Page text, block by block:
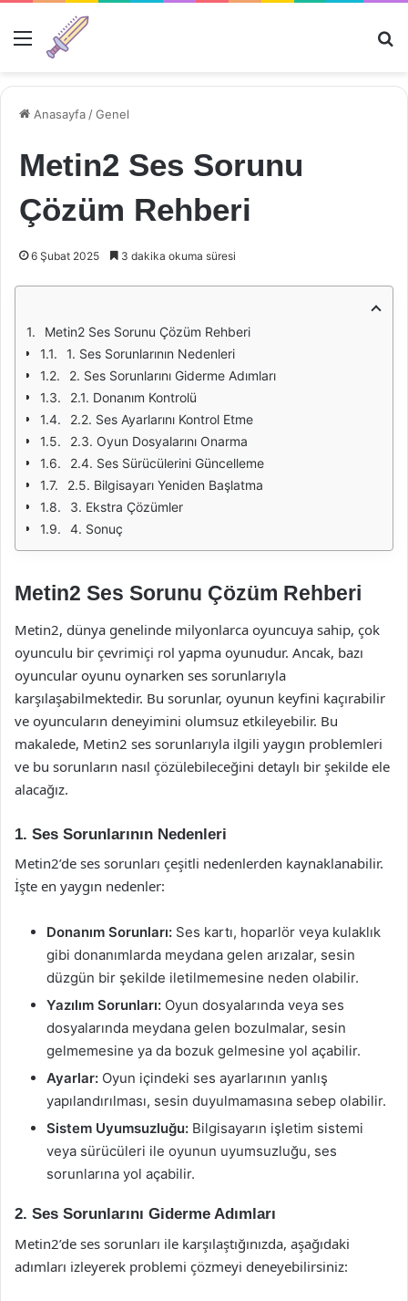
Menü
Anasayfa /Genel
Metin2 Ses Sorunu
Çözüm Rehberi
6 Şubat 2025 3 dakika okuma süresi
Metin2 Ses Sorunu Çözüm Rehberi
1. Ses Sorunlarının Nedenleri
2. Ses Sorunlarını Giderme Adımları
2.1. Donanım Kontrolü
2.2. Ses Ayarlarını Kontrol Etme
2.3. Oyun Dosyalarını Onarma
2.4. Ses Sürücülerini Güncelleme
2.5. Bilgisayarı Yeniden Başlatma
3. Ekstra Çözümler
4. Sonuç
Metin2 Ses Sorunu Çözüm Rehberi
Metin2, dünya genelinde milyonlarca oyuncuya sahip, çok
oyunculu bir çevrimiçi rol yapma oyunudur. Ancak, bazı
oyuncular oyunu oynarken ses sorunlarıyla
karşılaşabilmektedir. Bu sorunlar, oyunun keyfini kaçırabilir
ve oyuncuların deneyimini olumsuz etkileyebilir. Bu
makalede, Metin2 ses sorunlarıyla ilgili yaygın problemleri
ve bu sorunların nasıl çözülebileceğini detaylı bir şekilde ele
alacağız.
1. Ses Sorunlarının Nedenleri
Metin2’de ses sorunları çeşitli nedenlerden kaynaklanabilir.
İşte en yaygın nedenler:
Donanım Sorunları: Ses kartı, hoparlör veya kulaklık
gibi donanımlarda meydana gelen arızalar, sesin
düzgün bir şekilde iletilmemesine neden olabilir.
Yazılım Sorunları: Oyun dosyalarında veya ses
dosyalarında meydana gelen bozulmalar, sesin
gelmemesine ya da bozuk gelmesine yol açabilir.
Ayarlar: Oyun içindeki ses ayarlarının yanlış
yapılandırılması, sesin duyulmamasına sebep olabilir.
Sistem Uyumsuzluğu: Bilgisayarın işletim sistemi
veya sürücüleri ile oyunun uyumsuzluğu, ses
sorunlarına yol açabilir.
2. Ses Sorunlarını Giderme Adımları
Metin2’de ses sorunları ile karşılaştığınızda, aşağıdaki
adımları izleyerek problemi çözmeyi deneyebilirsiniz: